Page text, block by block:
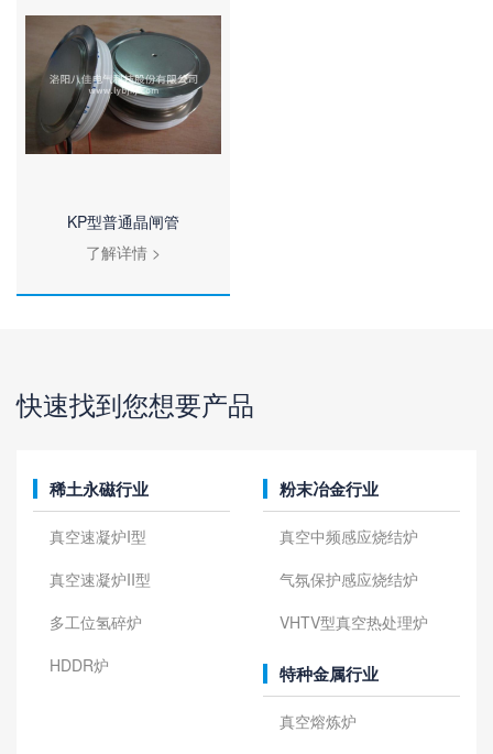
KP型普通晶闸管
了解详情 >
快速找到您想要产品
稀土永磁行业
真空速凝炉I型
真空速凝炉II型
多工位氢碎炉
HDDR炉
粉末冶金行业
真空中频感应烧结炉
气氛保护感应烧结炉
VHTV型真空热处理炉
特种金属行业
真空熔炼炉